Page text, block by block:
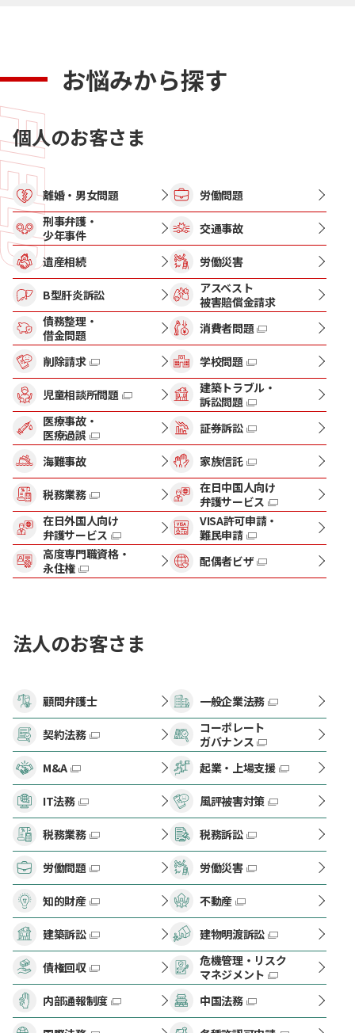
お悩みから探す
個人のお客さま
離婚・男女問題
労働問題
刑事弁護・
少年事件
交通事故
遺産相続 労働災害
B型肝炎訴訟
アスベスト
被害賠償金請求
債務整理・
借金問題
消費者問題
削除請求 学校問題
児童相談所問題
建築トラブル・
訴訟問題
医療事故・
医療過誤
証券訴訟
海難事故 家族信託
税務業務
在日中国人向け
弁護サービス
在日外国人向け
弁護サービス
VISA許可申請・
難民申請
高度専門職資格・
永住権
配偶者ビザ
法人のお客さま
顧問弁護士 一般企業法務
契約法務
コーポレート
ガバナンス
M&A
起業・上場支援
IT法務 風評被害対策
税務業務 税務訴訟
労働問題 労働災害
知的財産 不動産
建築訴訟 建物明渡訴訟
債権回収
危機管理・リスク
マネジメント
内部通報制度
中国法務